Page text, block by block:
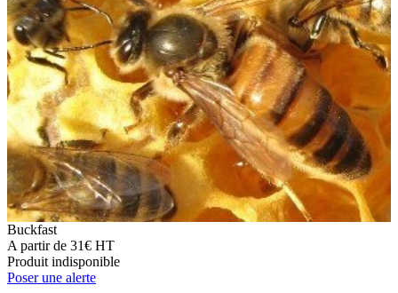
Buckfast
A partir de 31€ HT
Produit indisponible
Poser une alerte